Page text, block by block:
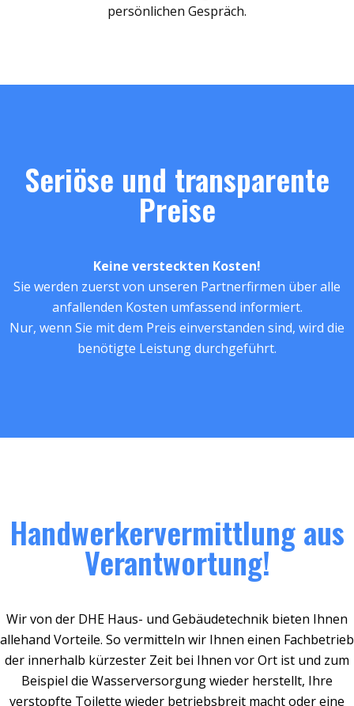
persönlichen Gespräch.
Seriöse und transparente
Preise
Keine versteckten Kosten!
Sie werden zuerst von unseren Partnerfirmen über alle
anfallenden Kosten umfassend informiert.
Nur, wenn Sie mit dem Preis einverstanden sind, wird die
benötigte Leistung durchgeführt.
Handwerkervermittlung aus
Verantwortung!
Wir von der DHE Haus- und Gebäudetechnik bieten Ihnen
allehand Vorteile. So vermitteln wir Ihnen einen Fachbetrieb
der innerhalb kürzester Zeit bei Ihnen vor Ort ist und zum
Beispiel die Wasserversorgung wieder herstellt, Ihre
verstopfte Toilette wieder betriebsbreit macht oder eine